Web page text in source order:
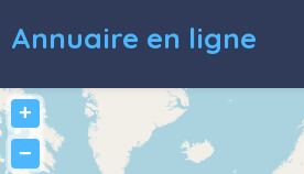
Annuaire en ligne
+
−